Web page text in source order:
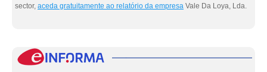
sector, aceda gratuitamente ao relatório da empresa Vale Da Loya, Lda.